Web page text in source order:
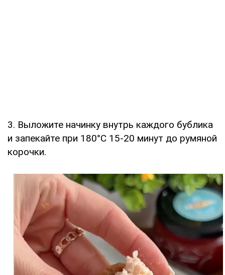
3. Выложите начинку внутрь каждого бублика
и запекайте при 180°C 15-20 минут до румяной
корочки.